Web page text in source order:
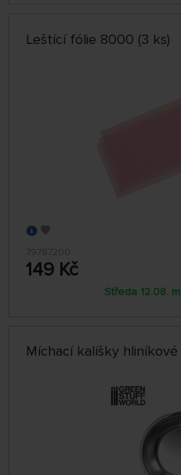
Leštící fólie 8000 (3 ks)
79787200
149 Kč
Středa 12.08.
Míchací kalíšky hliníkové